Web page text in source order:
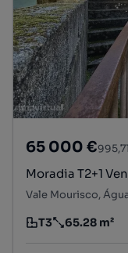
65 000 €
Moradia T2+1
Vale Mourisco,
Tipologia
T3
Preço por metro
65.28 m²